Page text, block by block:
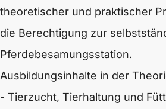
theoretischer und praktischer
die Berechtigung zur
Pferdebesamungsstation.
Ausbildungsinhalte in der
- Tierzucht, Tierhaltung und